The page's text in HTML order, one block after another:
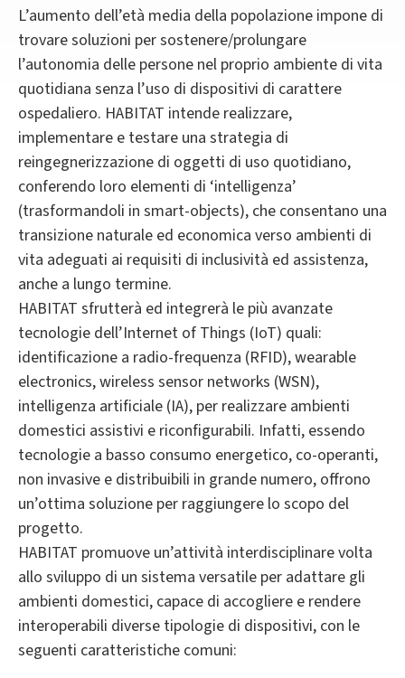
L’aumento dell’età media della popolazione impone di
trovare soluzioni per sostenere/prolungare
l’autonomia delle persone nel proprio ambiente di vita
quotidiana senza l’uso di dispositivi di carattere
ospedaliero. HABITAT intende realizzare,
implementare e testare una strategia di
reingegnerizzazione di oggetti di uso quotidiano,
conferendo loro elementi di ‘intelligenza’
(trasformandoli in smart-objects), che consentano una
transizione naturale ed economica verso ambienti di
vita adeguati ai requisiti di inclusività ed assistenza,
anche a lungo termine.
HABITAT sfrutterà ed integrerà le più avanzate
tecnologie dell’Internet of Things (IoT) quali:
identificazione a radio-frequenza (RFID), wearable
electronics, wireless sensor networks (WSN),
intelligenza artificiale (IA), per realizzare ambienti
domestici assistivi e riconfigurabili. Infatti, essendo
tecnologie a basso consumo energetico, co-operanti,
non invasive e distribuibili in grande numero, offrono
un’ottima soluzione per raggiungere lo scopo del
progetto.
HABITAT promuove un’attività interdisciplinare volta
allo sviluppo di un sistema versatile per adattare gli
ambienti domestici, capace di accogliere e rendere
interoperabili diverse tipologie di dispositivi, con le
seguenti caratteristiche comuni: